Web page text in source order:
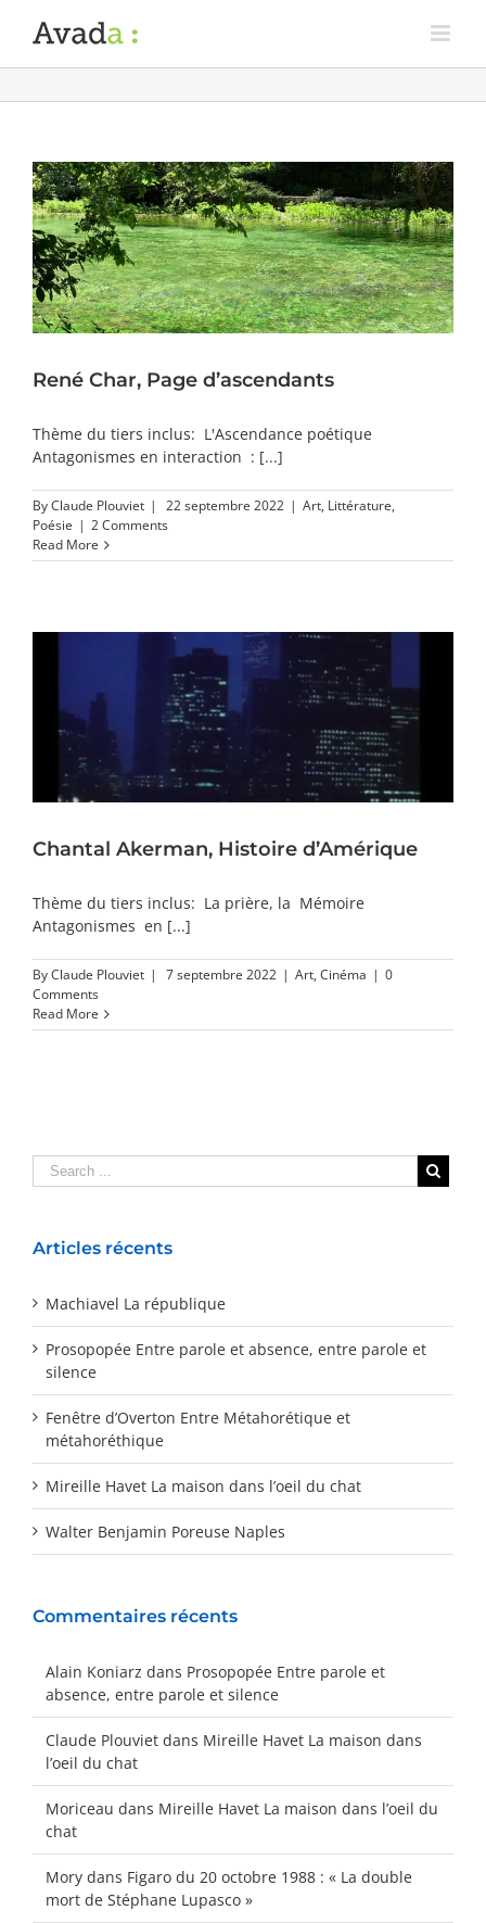
René Char, Page d’ascendants
Thème du tiers inclus: L'Ascendance poétique
Antagonismes en interaction : [...]
ByClaude Plouviet | 22 septembre 2022 | Art, Littérature,
Poésie | 2 Comments
Read More
Chantal Akerman, Histoire d’Amérique
Thème du tiers inclus: La prière, la Mémoire
Antagonismes en [...]
ByClaude Plouviet | 7 septembre 2022 | Art, Cinéma | 0
Comments
Read More
Articles récents
Machiavel La république
Prosopopée Entre parole et absence, entre parole et
silence
Fenêtre d’Overton Entre Métahorétique et
métahoréthique
Mireille Havet La maison dans l’oeil du chat
Walter Benjamin Poreuse Naples
Commentaires récents
Alain Koniarz dans Prosopopée Entre parole et
absence, entre parole et silence
Claude Plouviet dans Mireille Havet La maison dans
l’oeil du chat
Moriceau dans Mireille Havet La maison dans l’oeil du
chat
Mory dans Figaro du 20 octobre 1988 : « La double
mort de Stéphane Lupasco »